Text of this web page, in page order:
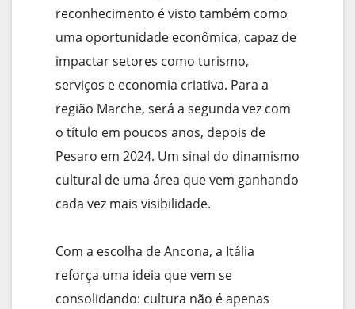
reconhecimento é visto também como
uma oportunidade econômica, capaz de
impactar setores como turismo,
serviços e economia criativa. Para a
região Marche, será a segunda vez com
o título em poucos anos, depois de
Pesaro em 2024. Um sinal do dinamismo
cultural de uma área que vem ganhando
cada vez mais visibilidade.
Com a escolha de Ancona, a Itália
reforça uma ideia que vem se
consolidando: cultura não é apenas